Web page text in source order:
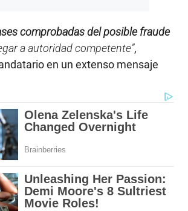
comprobadas del posible fraude
a autoridad competente”,
en un extenso mensaje